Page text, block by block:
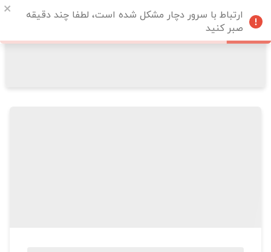
ارتباط با سرور دچار مشکل شده است، لطفا چند دقیقه
صبر کنید